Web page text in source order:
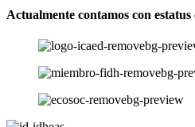
Actualmente contamos con